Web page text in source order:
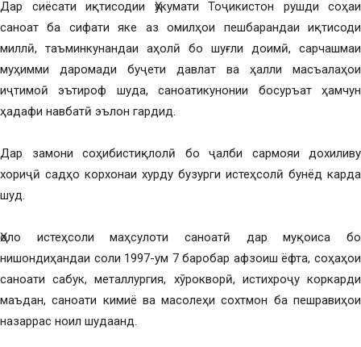
Дар сиёсати иқтисодии Ҳукумати Тоҷикистон рушди соҳаи
саноат ба сифати яке аз омилҳои пешбарандаи иқтисоди
миллӣ, таъминкунандаи аҳолӣ бо шуғли доимӣ, сарчашмаи
муҳимми даромади буҷети давлат ва ҳалли масъалаҳои
иҷтимоӣ эътироф шуда, саноатикунонии босуръат ҳамчун
ҳадафи навбатӣ эълон гардид.
Дар замони соҳибистиқлолӣ бо ҷалби сармояи дохиливу
хориҷӣ садҳо корхонаи хурду бузурги истеҳсолӣ бунёд карда
шуд.
Ҳоло истеҳсоли маҳсулоти саноатӣ дар муқоиса бо
нишондиҳандаи соли 1997-ум 7 баробар афзоиш ёфта, соҳаҳои
саноати сабук, металлургия, хӯрокворӣ, истихроҷу коркарди
маъдан, саноати кимиё ва масолеҳи сохтмон ба пешравиҳои
назаррас ноил шудаанд.